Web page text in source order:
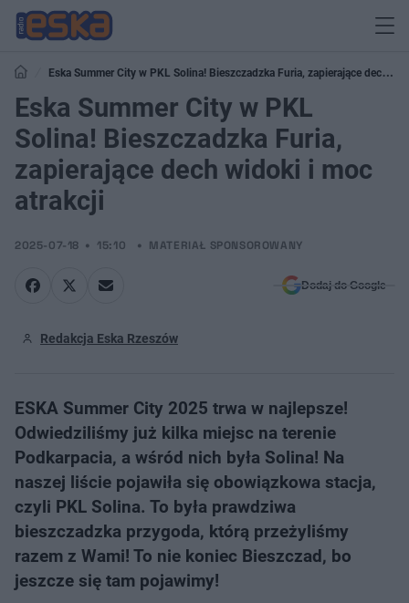
Eska Summer City w PKL Solina! Bieszczadzka Furia, zapierające dech
widoki i moc atrakcji
Eska Summer City w PKL
Solina! Bieszczadzka Furia,
zapierające dech widoki i moc
atrakcji
2025-07-18 15:10 MATERIAŁ SPONSOROWANY
Dodaj do Google
Redakcja Eska Rzeszów
ESKA Summer City 2025 trwa w najlepsze!
Odwiedziliśmy już kilka miejsc na terenie
Podkarpacia, a wśród nich była Solina! Na
naszej liście pojawiła się obowiązkowa stacja,
czyli PKL Solina. To była prawdziwa
bieszczadzka przygoda, którą przeżyliśmy
razem z Wami! To nie koniec Bieszczad, bo
jeszcze się tam pojawimy!